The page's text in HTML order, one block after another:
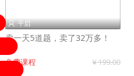
 千启
卖一天5道题，卖了32万多！
免费课程 ¥ 199.00